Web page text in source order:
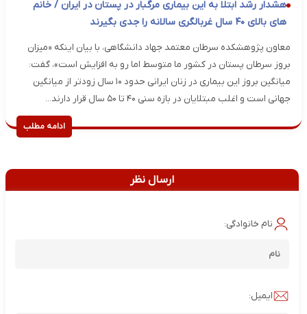
هشدار رشد ابتلا به این بیماری مرگبار در پستان در ایران / خانم
های بالای ۴۰ سال غربالگری سالانه را جدی بگیرند
معاون پژوهشکده سرطان معتمد جهاد دانشگاهی، با بیان اینکه «میزان
بروز سرطان پستان در کشور ما متوسط اما رو به افزایش است»، گفت:
میانگین بروز این بیماری در زنان ایرانی حدود ۱۰ سال زودتر از میانگین
جهانی است و اغلب مبتلایان در بازه سنی ۴۰ تا ۵۰ سال قرار دارند...
ادامه مطلب
ارسال نظر
نام خانوادگی:
ایمیل: